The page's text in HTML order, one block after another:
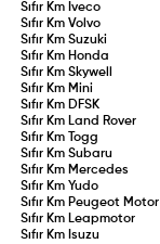
Sıfır Km Iveco
Sıfır KmVolvo
Sıfır KmSuzuki
Sıfır Km Honda
Sıfır KmSkywell
Sıfır Km Mini
Sıfır Km DFSK
Sıfır Km Land Rover
Sıfır Km
Togg
Sıfır KmSubaru
Sıfır Km Mercedes
Sıfır Km Yudo
Sıfır Km Peugeot Motor
Sıfır Km Leapmotor
Sıfır Km Isuzu